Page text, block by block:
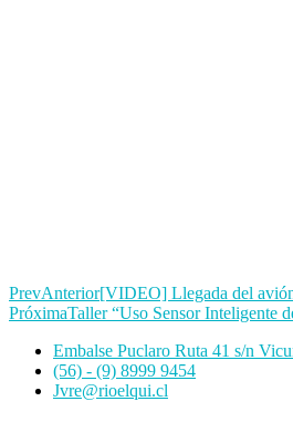
PrevAnterior[VIDEO] Llegada del
PróximaTaller “Uso Sensor Inteligente
Embalse Puclaro Ruta 41 s/n
(56) - (9) 8999 9454
Jvre@rioelqui.cl